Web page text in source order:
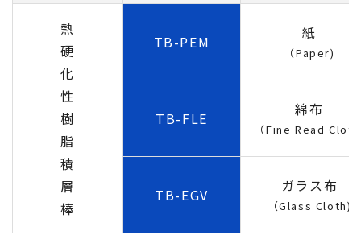
熱
硬
化
性
樹
脂
積
層
棒
TB-PEM 紙
（Paper)
TB-FLE 綿布
（Fine Read
TB-EGV ガラス布
（Glass Cloth)